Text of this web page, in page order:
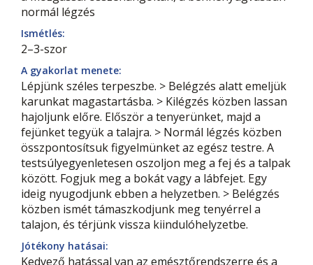
normál légzés
Ismétlés:
2–3-szor
A gyakorlat menete:
Lépjünk széles terpeszbe. > Belégzés alatt emeljük
karunkat magastartásba. > Kilégzés közben lassan
hajoljunk előre. Először a tenyerünket, majd a
fejünket tegyük a talajra. > Normál légzés közben
összpontosítsuk figyelmünket az egész testre. A
testsúlyegyenletesen oszoljon meg a fej és a talpak
között. Fogjuk meg a bokát vagy a lábfejet. Egy
ideig nyugodjunk ebben a helyzetben. > Belégzés
közben ismét támaszkodjunk meg tenyérrel a
talajon, és térjünk vissza kiindulóhelyzetbe.
Jótékony hatásai:
Kedvező hatással van az emésztőrendszerre és a